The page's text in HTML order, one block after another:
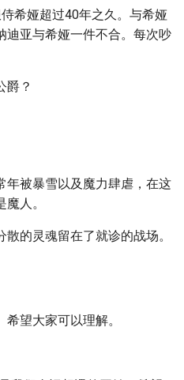
希娅超过40年之久。与希娅
迪亚与希娅一件不合。每次吵
爵？
年被暴雪以及魔力肆虐，在这
人。
的灵魂留在了就诊的战场。
望大家可以理解。